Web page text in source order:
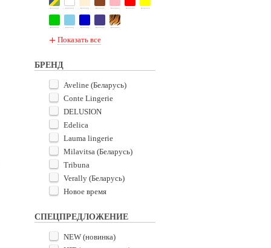
80B
80C
80D
80E
80F
85A
85B
85C
85E
85G
85I
85K
90A
90B
90D
90E
90F
90J
95A
95D
Показать все
БРЕНД
Aveline (Беларусь)
Conte Lingerie
DELUSION
Edelica
Lauma lingerie
Milavitsa (Беларусь)
Tribuna
Verally (Беларусь)
Новое время
СПЕЦПРЕДЛОЖЕНИЕ
NEW (новинка)